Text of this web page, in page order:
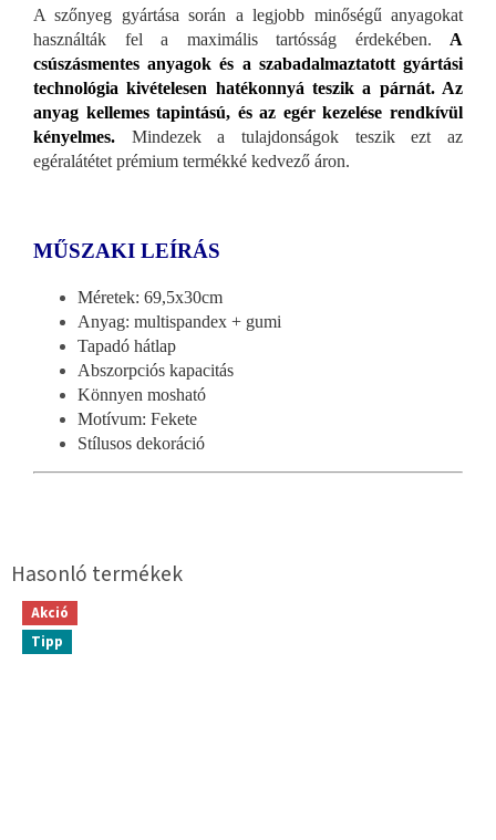
A szőnyeg gyártása során a legjobb minőségű anyagokat
használták fel a maximális tartósság érdekében. A
csúszásmentes anyagok és a szabadalmaztatott gyártási
technológia kivételesen hatékonnyá teszik a párnát. Az
anyag kellemes tapintású, és az egér kezelése rendkívül
kényelmes. Mindezek a tulajdonságok teszik ezt az
egéralátétet prémium termékké kedvező áron.
MŰSZAKI LEÍRÁS
Méretek: 69,5x30cm
Anyag: multispandex + gumi
Tapadó hátlap
Abszorpciós kapacitás
Könnyen mosható
Motívum: Fekete
Stílusos dekoráció
Akció
Tipp